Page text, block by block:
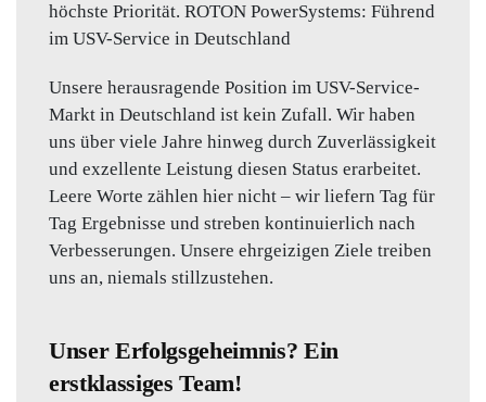
höchste Priorität. ROTON PowerSystems: Führend
im USV-Service in Deutschland
Unsere herausragende Position im USV-Service-
Markt in Deutschland ist kein Zufall. Wir haben
uns über viele Jahre hinweg durch Zuverlässigkeit
und exzellente Leistung diesen Status erarbeitet.
Leere Worte zählen hier nicht – wir liefern Tag für
Tag Ergebnisse und streben kontinuierlich nach
Verbesserungen. Unsere ehrgeizigen Ziele treiben
uns an, niemals stillzustehen.
Unser Erfolgsgeheimnis? Ein
erstklassiges Team!